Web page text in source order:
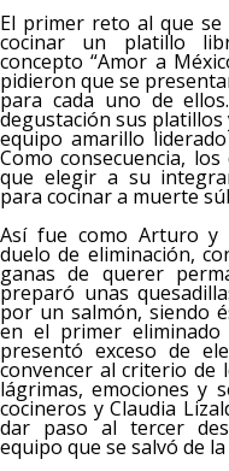
El primer reto al que
cocinar un platillo
concepto “Amor a
pidieron que se
para cada uno de
degustación sus
equipo amarillo
Como consecuencia,
que elegir a su
para cocinar a muerte
Así fue como Arturo
duelo de eliminación,
ganas de querer
preparó unas
por un salmón, siendo
en el primer
presentó exceso de
convencer al criterio de
lágrimas, emociones y
cocineros y Claudia
dar paso al tercer
equipo que se salvó de